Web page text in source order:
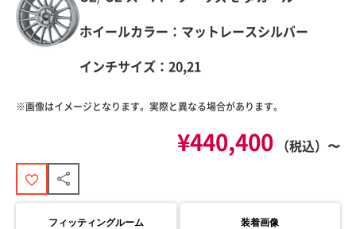
ホイールカラー：マットレースシルバー
インチサイズ：20,21
※画像はイメージとなります。実際と異なる場合があります。
¥440,400 （税込）〜
フィッティングルーム 装着画像